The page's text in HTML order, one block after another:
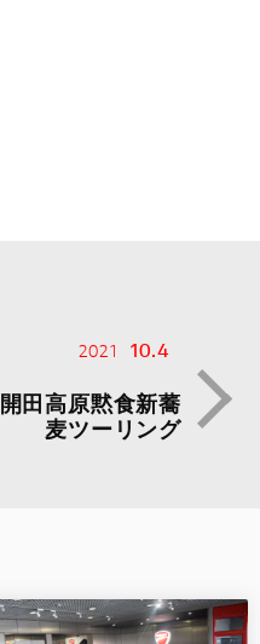
2021 10.4
開田高原黙食新蕎
麦ツーリング